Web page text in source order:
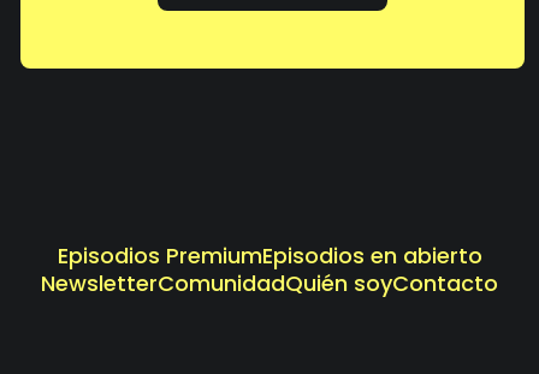
Episodios PremiumEpisodios en abierto
NewsletterComunidadQuién soyContacto